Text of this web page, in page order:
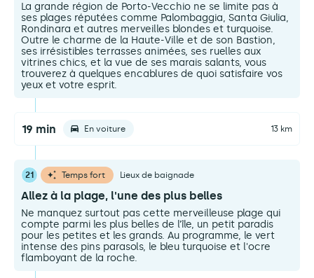
La grande région de Porto-Vecchio ne se limite pas à
ses plages réputées comme Palombaggia, Santa Giulia,
Rondinara et autres merveilles blondes et turquoise.
Outre le charme de la Haute-Ville et de son Bastion,
ses irrésistibles terrasses animées, ses ruelles aux
vitrines chics, et la vue de ses marais salants, vous
trouverez à quelques encablures de quoi satisfaire vos
yeux et votre esprit.
19 min En voiture 13 km
21 Temps fort Lieux de baignade
Allez à la plage, l'une des plus belles
Ne manquez surtout pas cette merveilleuse plage qui
compte parmi les plus belles de l’île, un petit paradis
pour les petites et les grands. Au programme, le vert
intense des pins parasols, le bleu turquoise et l'ocre
flamboyant de la roche.